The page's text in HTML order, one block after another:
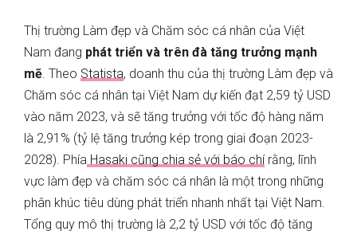
Thị trường Làm đẹp và Chăm sóc cá nhân của Việt
Nam đang phát triển và trên đà tăng trưởng mạnh
mẽ. Theo Statista, doanh thu của thị trường Làm đẹp và
Chăm sóc cá nhân tại Việt Nam dự kiến đạt 2,59 tỷ USD
vào năm 2023, và sẽ tăng trưởng với tốc độ hàng năm
là 2,91% (tỷ lệ tăng trưởng kép trong giai đoạn 2023-
2028). Phía Hasaki cũng chia sẻ với báo chírằng, lĩnh
vực làm đẹp và chăm sóc cá nhân là một trong những
phân khúc tiêu dùng phát triển nhanh nhất tại Việt Nam.
Tổng quy mô thị trường là 2,2 tỷ USD với tốc độ tăng